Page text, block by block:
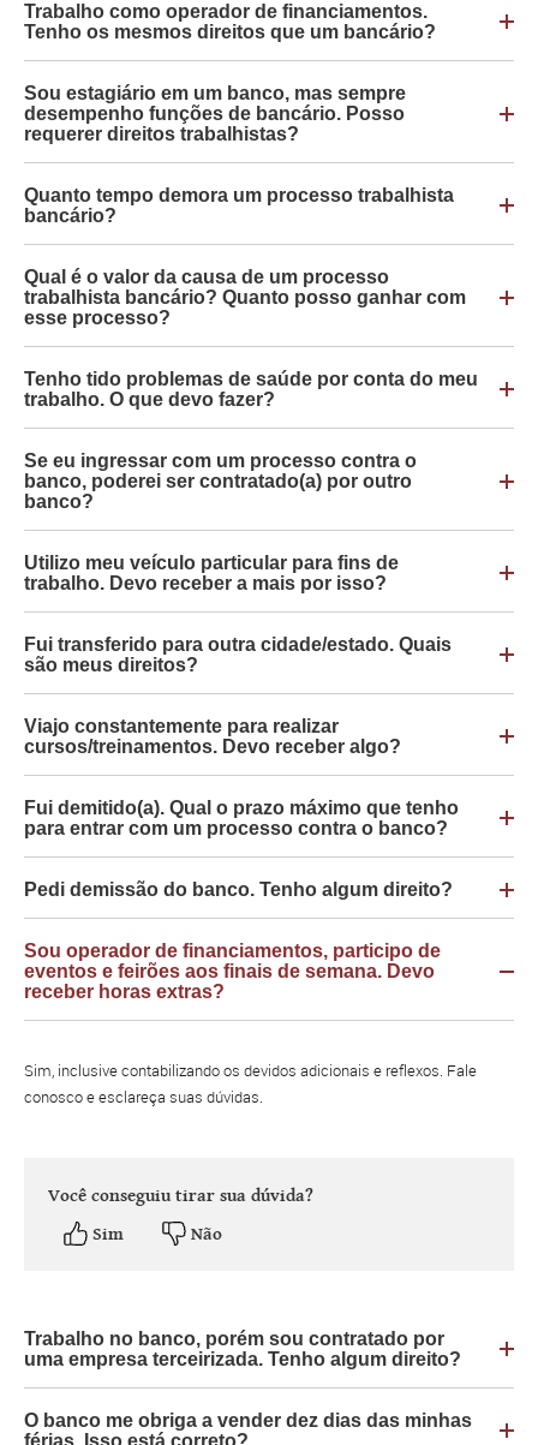
Trabalho como operador de financiamentos.
Tenho os mesmos direitos que um bancário?
Sou estagiário em um banco, mas sempre
desempenho funções de bancário. Posso
requerer direitos trabalhistas?
Quanto tempo demora um processo trabalhista
bancário?
Qual é o valor da causa de um processo
trabalhista bancário? Quanto posso ganhar com
esse processo?
Tenho tido problemas de saúde por conta do meu
trabalho. O que devo fazer?
Se eu ingressar com um processo contra o
banco, poderei ser contratado(a) por outro
banco?
Utilizo meu veículo particular para fins de
trabalho. Devo receber a mais por isso?
Fui transferido para outra cidade/estado. Quais
são meus direitos?
Viajo constantemente para realizar
cursos/treinamentos. Devo receber algo?
Fui demitido(a). Qual o prazo máximo que tenho
para entrar com um processo contra o banco?
Pedi demissão do banco. Tenho algum direito?
Sou operador de financiamentos, participo de
eventos e feirões aos finais de semana. Devo
receber horas extras?
Sim, inclusive contabilizando os devidos adicionais e reflexos. Fale
conosco e esclareça suas dúvidas.
Você conseguiu tirar sua dúvida?
Sim
Não
Trabalho no banco, porém sou contratado por
uma empresa terceirizada. Tenho algum direito?
O banco me obriga a vender dez dias das minhas
férias. Isso está correto?